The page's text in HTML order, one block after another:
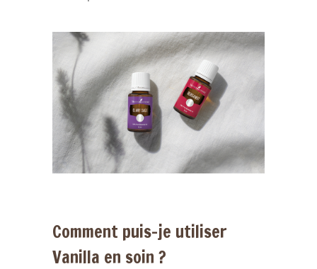
Comment puis-je utiliser
Vanilla en soin ?